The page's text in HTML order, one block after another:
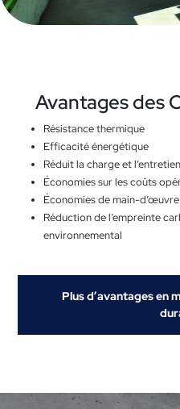
Avantages des
Résistance thermique
Efficacité énergétique
Réduit la charge et
Économies sur les coûts
Économies de main-d’œuvre
Réduction de l’empreinte
environnemental
Plus d’avantages en